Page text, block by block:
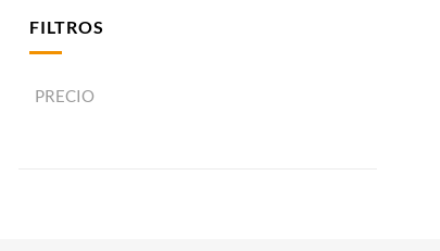
FILTROS
PRECIO